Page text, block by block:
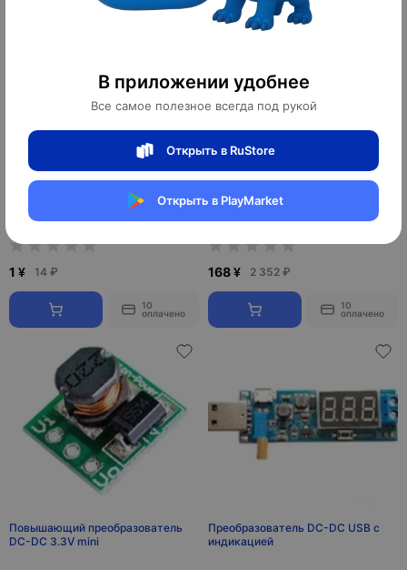
В приложении удобнее
Все самое полезное всегда под рукой
Открыть в RuStore
Открыть в PlayMarket
Преобразователь DC-DC 3.3V 5V
1 ¥ 14 ₽
10
оплачено
Преобразователь DC-DC XL6019
5A
168 ¥ 2 352 ₽
10
оплачено
Повышающий преобразователь
DC-DC 3.3V mini
Преобразователь DC-DC USB с
индикацией